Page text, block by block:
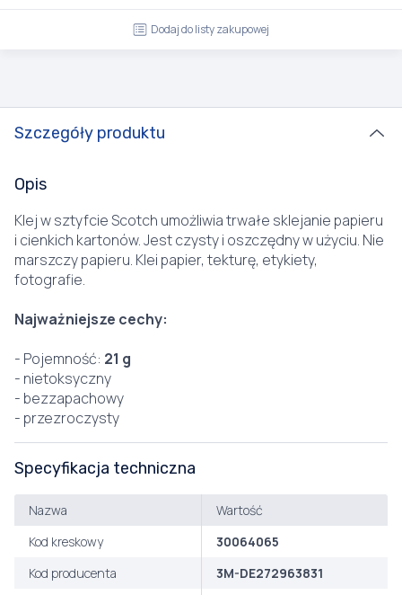
Dodaj do listy zakupowej
Szczegóły produktu
Opis
Klej w sztyfcie Scotch umożliwia trwałe sklejanie papieru
i cienkich kartonów. Jest czysty i oszczędny w użyciu. Nie
marszczy papieru. Klei papier, tekturę, etykiety,
fotografie.
Najważniejsze cechy:
- Pojemność: 21 g
- nietoksyczny
- bezzapachowy
- przezroczysty
Specyfikacja techniczna
Nazwa
Wartość
Kod kreskowy
30064065
Kod producenta
3M-DE272963831